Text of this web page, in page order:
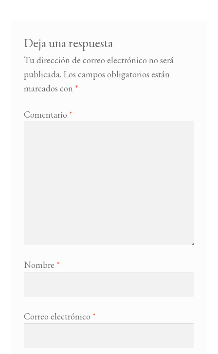
LISTA DE LIBROS
Deja una respuesta
Tu dirección de correo electrónico no será
publicada. Los campos obligatorios están
marcados con *
Comentario *
Nombre *
Correo electrónico *